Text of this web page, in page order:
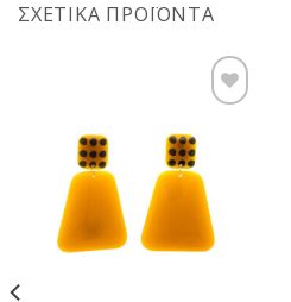
ΣΧΕΤΙΚΆ ΠΡΟΪΌΝΤΑ
Προσθήκη
στη
wishlist